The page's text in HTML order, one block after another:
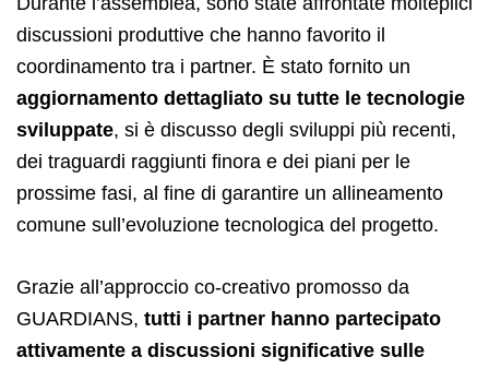
discussioni produttive che hanno favorito il
coordinamento tra i partner. È stato fornito un
aggiornamento dettagliato su tutte le tecnologie
sviluppate, si è discusso degli sviluppi più recenti,
dei traguardi raggiunti finora e dei piani per le
prossime fasi, al fine di garantire un allineamento
comune sull’evoluzione tecnologica del progetto.
Grazie all’approccio co-creativo promosso da
GUARDIANS, tutti i partner hanno partecipato
attivamente a discussioni significative sulle